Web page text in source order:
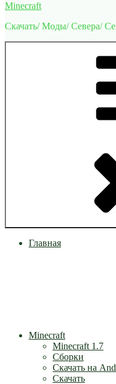
Minecraft
Скачать/ Моды/ Севера/
Главная
Minecraft
Minecraft 1.7
Сборки
Скачать на
Скачать